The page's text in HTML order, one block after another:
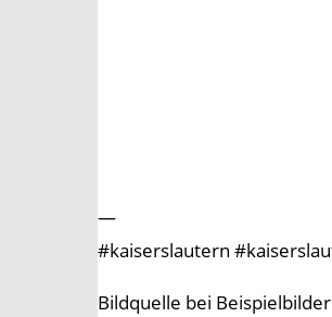
—
#kaiserslautern
Bildquelle bei